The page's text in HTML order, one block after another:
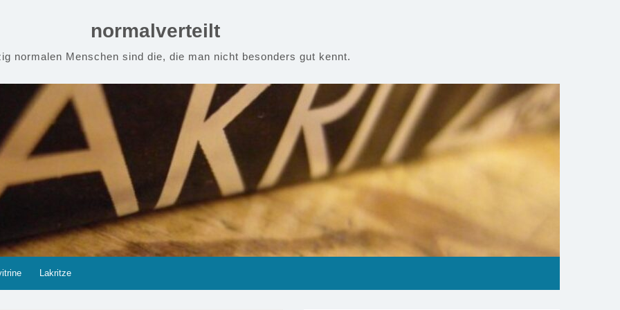
normalverteilt
normalen Menschen sind die, die man nicht besonders gut kennt.
Lakritze